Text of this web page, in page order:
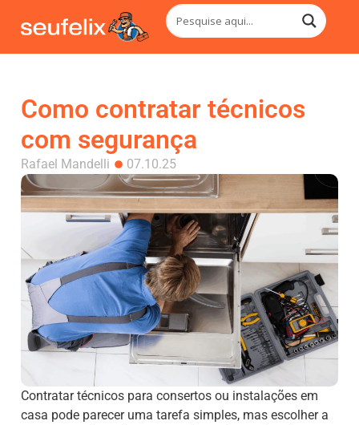
Como contratar técnicos
com segurança
Rafael Mandelli 07.10.25
Contratar técnicos para consertos ou instalações em
casa pode parecer uma tarefa simples, mas escolher a